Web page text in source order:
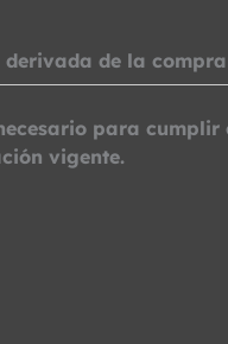
de la
para
vigente.